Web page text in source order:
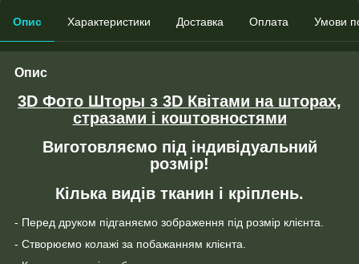
Опис Характеристики Доставка Оплата Умови
Опис
3D Фото Шторы з 3D Квітами на шторах,
стразами і коштовностями
Виготовляємо під індивідуальний
розмір!
Кілька видів тканин і кріплень.
- Перед друком підганяємо зображення під розмір клієнта.
- Створюємо колажі за побажанням клієнта.